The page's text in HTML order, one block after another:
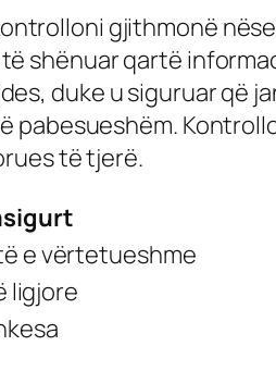
gjithmonë
shënuar qartë
duke u siguruar që
pabesueshëm.
të tjerë.
e vërtetueshme
ligjore